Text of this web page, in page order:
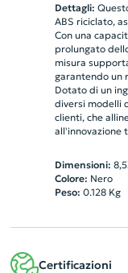
Dettagli:
ABS riciclato,
Con una
prolungato
misura
garantendo un
Dotato di un
diversi modelli
clienti, che
all'innovazione
Dimensioni:
Colore: Nero
Peso: 0.128Kg
Certificazioni